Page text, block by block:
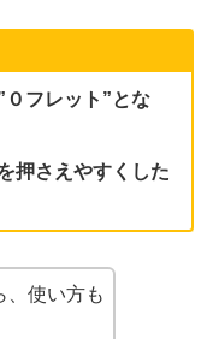
フレット”とな
押さえやすくした
、使い方も